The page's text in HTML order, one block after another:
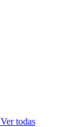
Ver todas